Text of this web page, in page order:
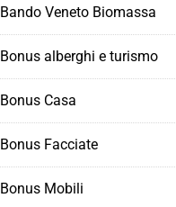
Bando Veneto Biomassa
Bonus alberghi e turismo
Bonus Casa
Bonus Facciate
Bonus Mobili